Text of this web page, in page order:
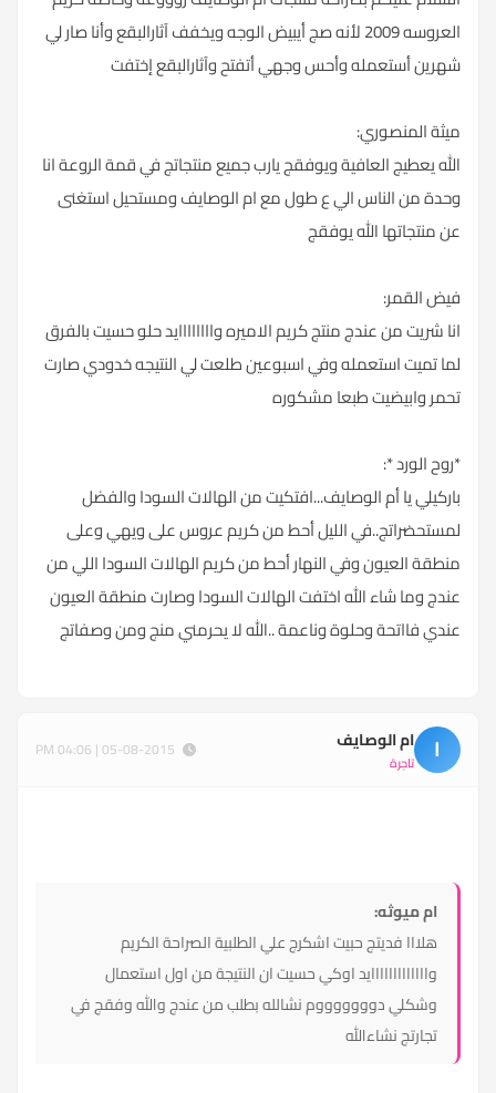
العروسه 2009 لأنه صج أيبيض الوجه ويخفف آثارالبقع وأنا صار لي
شهرين أستعمله وأحس وجهي أتفتح وآثارالبقع إختفت
ميثة المنصوري:
الله يعطيج العافية ويوفقج يارب جميع منتجاتج في قمة الروعة انا
وحدة من الناس الي ع طول مع ام الوصايف ومستحيل استغنى
عن منتجاتها الله يوفقج
فيض القمر:
انا شريت من عندج منتج كريم الاميره واااااااايد حلو حسيت بالفرق
لما تميت استعمله وفي اسبوعين طلعت لي النتيجه خدودي صارت
تحمر وابيضيت طبعا مشكوره
*روح الورد *:
باركيلي يا أم الوصايف...افتكيت من الهالات السودا والفضل
لمستحضراتج..في الليل أحط من كريم عروس على ويهي وعلى
منطقة العيون وفي النهار أحط من كريم الهالات السودا اللي من
عندج وما شاء الله اختفت الهالات السودا وصارت منطقة العيون
عندي فااتحة وحلوة وناعمة ..الله لا يحرمني منج ومن وصفاتج
ا ام الوصايف
تاجرة
ام ميوثه:
هلااا فديتج حبيت اشكرج علي الطلبية الصراحة الكريم
وااااااااااااايد اوكي حسيت ان النتيجة من اول استعمال
وشكلي دوووووووم نشالله بطلب من عندج والله وفقج في
تجارتج نشاءالله